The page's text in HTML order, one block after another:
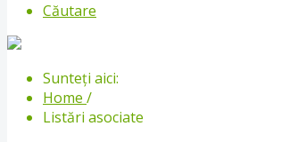
Căutare
Sunteți aici:
Home /
Listări asociate